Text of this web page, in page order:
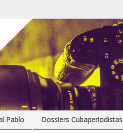
Pablo Dossiers Cubaperiodistas